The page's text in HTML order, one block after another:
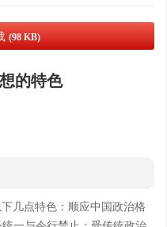
(98 KB)
的特色
几点特色：顺应中国政治格